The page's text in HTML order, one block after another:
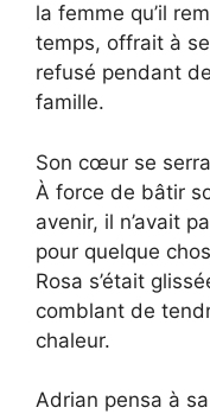
la femme qu’il
temps, offrait à
refusé pendant
famille.
Son cœur se
À force de bâtir
avenir, il n’avait
pour quelque
Rosa s’était
comblant de
chaleur.
Adrian pensa à